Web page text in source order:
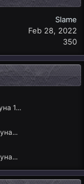
Slame
Feb 28, 2022
350
1...